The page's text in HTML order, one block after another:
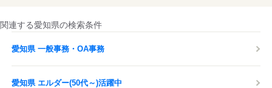
関連する愛知県の検索条件
愛知県 一般事務・OA事務
愛知県 エルダー(50代～)活躍中